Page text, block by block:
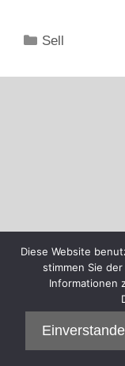
Kategorien
Sell
Diese Website
stimmen Sie
Informationen